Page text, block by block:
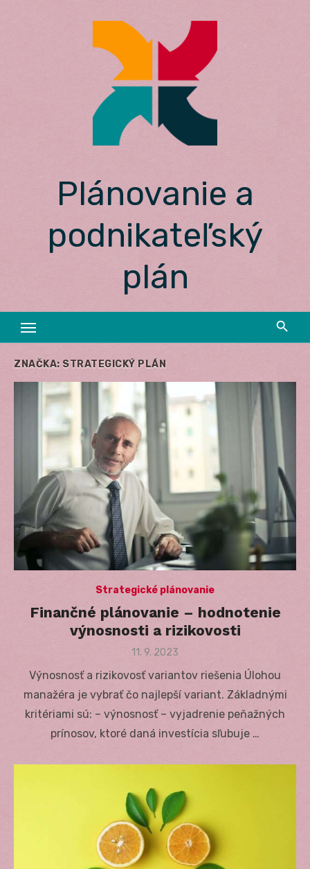
Plánovanie a
podnikateľský
plán
ZNAČKA: STRATEGICKÝ PLÁN
Strategické plánovanie
Finančné plánovanie – hodnotenie
výnosnosti a rizikovosti
Posted
11. 9. 2023
Výnosnosť a rizikovosť variantov riešenia Úlohou
manažéra je vybrať čo najlepší variant. Základnými
kritériami sú: – výnosnosť – vyjadrenie peňažných
prínosov, ktoré daná investícia sľubuje …